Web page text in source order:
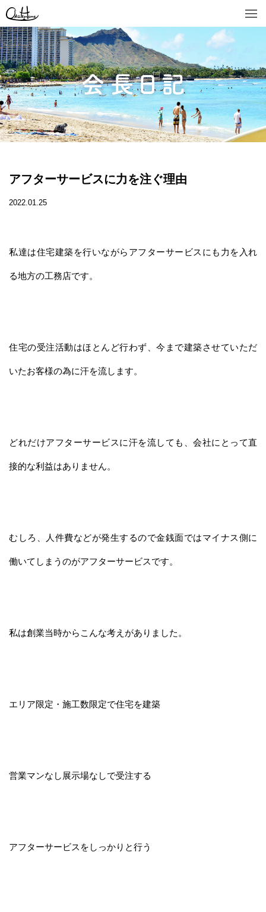
アフターサービスに力を注ぐ理由
2022.01.25
私達は住宅建築を行いながらアフターサービスにも力を入れ
る地方の工務店です。
住宅の受注活動はほとんど行わず、今まで建築させていただ
いたお客様の為に汗を流します。
どれだけアフターサービスに汗を流しても、会社にとって直
接的な利益はありません。
むしろ、人件費などが発生するので金銭面ではマイナス側に
働いてしまうのがアフターサービスです。
私は創業当時からこんな考えがありました。
エリア限定・施工数限定で住宅を建築
営業マンなし展示場なしで受注する
アフターサービスをしっかりと行う